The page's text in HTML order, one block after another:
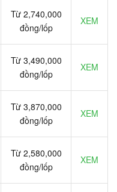
Từ 2,740,000
đồng/lốp
XEM
Từ 3,490,000
đồng/lốp
XEM
Từ 3,870,000
đồng/lốp
XEM
Từ 2,580,000
đồng/lốp
XEM